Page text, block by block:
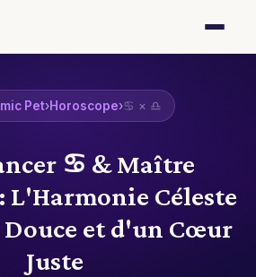
Pet›Horoscope›♋ × ♎
♋ & Maître
L'Harmonie Céleste
Douce et d'un Cœur
Juste